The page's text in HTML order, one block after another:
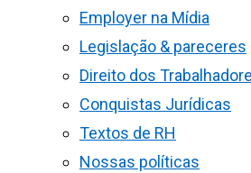
Employer na Mídia
Legislação & pareceres
Direito dos
Conquistas Jurídicas
Textos de RH
Nossas políticas